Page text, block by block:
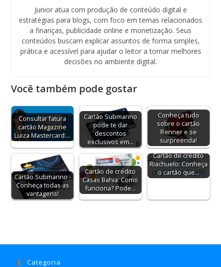
Junior atua com produção de conteúdo digital e
estratégias para blogs, com foco em temas relacionados
a finanças, publicidade online e monetização. Seus
conteúdos buscam explicar assuntos de forma simples,
prática e acessível para ajudar o leitor a tomar melhores
decisões no ambiente digital.
Você também pode gostar
Consultar fatura
cartão Magazine
Luiza Mastercard:…
Cartão Submarino
pode te dar
descontos
exclusivos em…
Conheça tudo
sobre o cartão
Renner e se
surpreenda!
Cartão Submarino -
Conheça todas as
vantagens!
Cartão de crédito
Casas Bahia: Como
funciona? Pode…
Cartão de crédito
Riachuelo: Conheça
o cartão que…
Categoria